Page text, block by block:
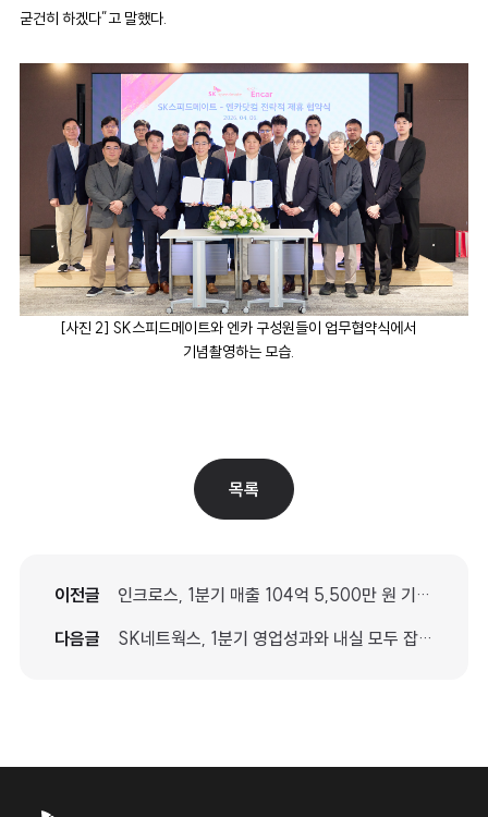
굳건히 하겠다”고 말했다.
[사진 2] SK스피드메이트와 엔카 구성원들이 업무협약식에서
기념촬영하는 모습.
목록
이전글
인크로스, 1분기 매출 104억 5,500만 원 기록… 전년比 2.8% 증가
다음글
SK네트웍스, 1분기 영업성과와 내실 모두 잡았다!